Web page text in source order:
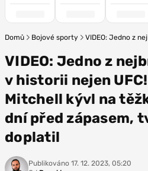
Domů Bojové sporty VIDEO: Jedno z
VIDEO: Jedno z
v historii nejen
Mitchell kývl na
dní před zápasem,
doplatil
Publikováno 17. 12. 2023, 05:20